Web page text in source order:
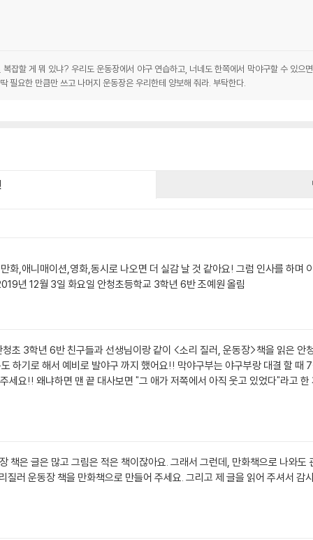
잡할 게 뭐 있냐? 우리도 운동장에서 야구 연습하고, 너네도 한쪽에서 막야구할 수 있으
필요한 만큼만 쓰고 나머지 운동장은 우리한테 양보해 줘라. 부탁한다.
화,애니매이션,영화,동시로 나오면 더 실감 날 것 같아요! 그럼 인사를 하며
년 12월 3일 화요일 안청초등학교 3학년 6반 조예원 올림
초 3학년 6반 친구들과 선생님이랑 같이 <소리 질러, 운동장>책을 읽은
하기로 해서 예비로 발야구 까지 했어요!! 막야구부는 야구부랑 대결 할 때
세요!! 왜냐하면 맨 끝 대사보면 "그 애가 저쪽에서 아직 웃고 있었다"라고
책은 글은 많고 그림은 적은 책이잖아요. 그래서 그런데, 만화책으로 나와도
질러 운동장 책을 만화책으로 만들어 주세요. 그리고 제 글을 읽어 주셔서